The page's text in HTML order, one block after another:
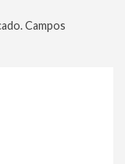
Campos